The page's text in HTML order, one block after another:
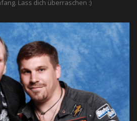
Lass dich überraschen :)